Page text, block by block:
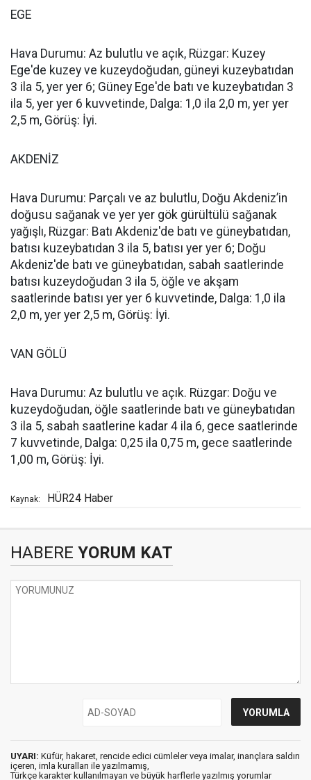
EGE
Hava Durumu: Az bulutlu ve açık, Rüzgar: Kuzey
Ege'de kuzey ve kuzeydoğudan, güneyi kuzeybatıdan
3 ila 5, yer yer 6; Güney Ege'de batı ve kuzeybatıdan 3
ila 5, yer yer 6 kuvvetinde, Dalga: 1,0 ila 2,0 m, yer yer
2,5 m, Görüş: İyi.
AKDENİZ
Hava Durumu: Parçalı ve az bulutlu, Doğu Akdeniz’in
doğusu sağanak ve yer yer gök gürültülü sağanak
yağışlı, Rüzgar: Batı Akdeniz'de batı ve güneybatıdan,
batısı kuzeybatıdan 3 ila 5, batısı yer yer 6; Doğu
Akdeniz'de batı ve güneybatıdan, sabah saatlerinde
batısı kuzeydoğudan 3 ila 5, öğle ve akşam
saatlerinde batısı yer yer 6 kuvvetinde, Dalga: 1,0 ila
2,0 m, yer yer 2,5 m, Görüş: İyi.
VAN GÖLÜ
Hava Durumu: Az bulutlu ve açık. Rüzgar: Doğu ve
kuzeydoğudan, öğle saatlerinde batı ve güneybatıdan
3 ila 5, sabah saatlerine kadar 4 ila 6, gece saatlerinde
7 kuvvetinde, Dalga: 0,25 ila 0,75 m, gece saatlerinde
1,00 m, Görüş: İyi.
Kaynak: HÜR24 Haber
HABERE YORUM KAT
UYARI: Küfür, hakaret, rencide edici cümleler veya imalar, inançlara saldırı
içeren, imla kuralları ile yazılmamış,
Türkçe karakter kullanılmayan ve büyük harflerle yazılmış yorumlar